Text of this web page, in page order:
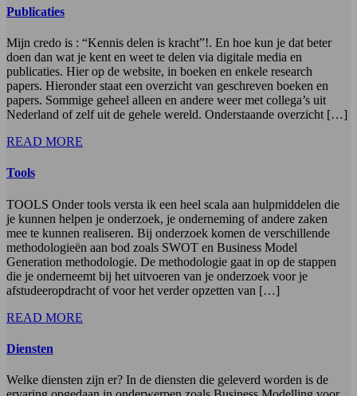
Publicaties
Mijn credo is : “Kennis delen is kracht”!. En hoe kun je dat beter
doen dan wat je kent en weet te delen via digitale media en
publicaties. Hier op de website, in boeken en enkele research
papers. Hieronder staat een overzicht van geschreven boeken en
papers. Sommige geheel alleen en andere weer met collega’s uit
Nederland of zelf uit de gehele wereld. Onderstaande overzicht […]
READ MORE
Tools
TOOLS Onder tools versta ik een heel scala aan hulpmiddelen die
je kunnen helpen je onderzoek, je onderneming of andere zaken
mee te kunnen realiseren. Bij onderzoek komen de verschillende
methodologieën aan bod zoals SWOT en Business Model
Generation methodologie. De methodologie gaat in op de stappen
die je onderneemt bij het uitvoeren van je onderzoek voor je
afstudeeropdracht of voor het verder opzetten van […]
READ MORE
Diensten
Welke diensten zijn er? In de diensten die geleverd worden is de